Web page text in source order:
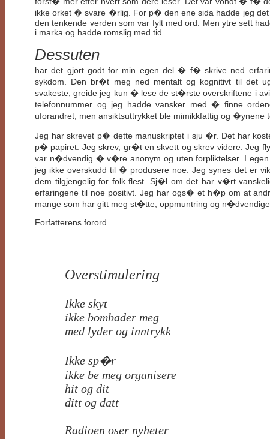
ikke orket � svare �rlig. For p� den ene sida hadde jeg
den tenkende verden som var fylt med ord. Men ytre sett
i marka og hadde romslig med tid.
Dessuten
har det gjort godt for min egen del � f� skrive ned
sykdom. Den br�t meg ned mentalt og kognitivt til det
svakeste, greide jeg kun � lese de st�rste overskriftene i
telefonnummer og jeg hadde vansker med � finne
uforandret, men ansiktsuttrykket ble mimikkfattig og �ynene
Jeg har skrevet p� dette manuskriptet i sju �r. Det har
p� papiret. Jeg skrev, gr�t en skvett og skrev videre. Jeg
var n�dvendig � v�re anonym og uten forpliktelser. I
jeg ikke overskudd til � produsere noe. Jeg synes det er
dem tilgjengelig for folk flest. Sj�l om det har v�rt
erfaringene til noe positivt. Jeg har ogs� et h�p om at
mange som har gitt meg st�tte, oppmuntring og
Forfatterens forord
Overstimulering
Ikke skyt
ikke bombader meg
med lyder og inntrykk
Ikke sp�r
ikke be meg organisere
hit og dit
ditt og datt
Radioen oser nyheter